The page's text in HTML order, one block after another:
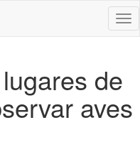
de
aves